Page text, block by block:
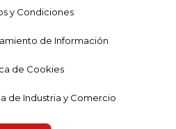
y Condiciones
de Información
de Cookies
de Industria y Comercio